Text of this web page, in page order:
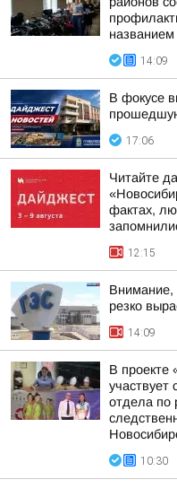
14:09
В фокусе
17:06
Читайте
фактах,
12:15
Внимание,
резко
14:09
В проекте
участвует
отдела по
10:30